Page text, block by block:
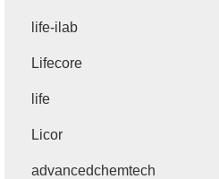
life-ilab
Lifecore
life
Licor
advancedchemtech